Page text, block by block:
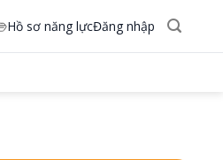
Hồ sơ năng lựcĐăng nhập